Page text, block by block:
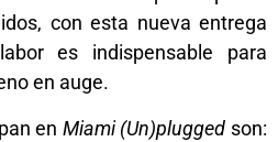
con esta nueva entrega
es indispensable para
en auge.
en Miami (Un)plugged son: